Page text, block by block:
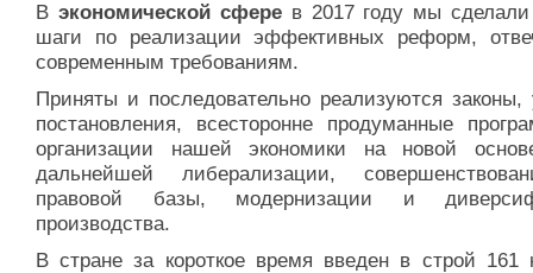
В экономической сферев 2017 году мы сделали
шаги по реализации эффективных реформ,
современным требованиям.
Приняты и последовательно реализуются законы,
постановления, всесторонне продуманные
организации нашей экономики на новой
дальнейшей либерализации,
правовой базы, модернизации и
производства.
В стране за короткое время введен в строй 161